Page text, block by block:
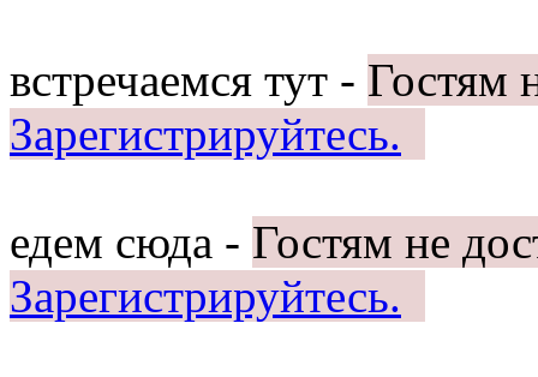
встречаемся тут - Гостям
Зарегистрируйтесь.
едем сюда - Гостям не
Зарегистрируйтесь.